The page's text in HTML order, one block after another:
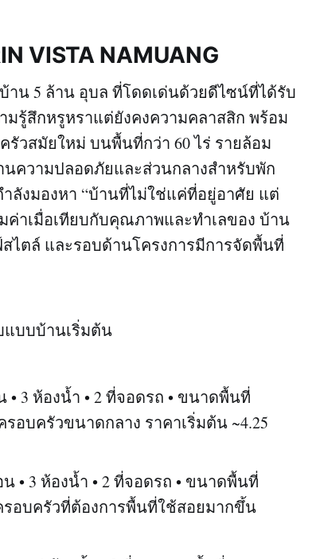
VISTA NAMUANG
าน 5 ล้าน อุบล ที่โดดเด่นด้วยดีไซน์ที่ได้รับ
มรู้สึกหรูหราแต่ยังคงความคลาสสิก พร้อม
วสมัยใหม่ บนพื้นที่กว่า 60 ไร่ รายล้อม
ความปลอดภัยและส่วนกลางสำหรับพัก
ลังมองหา “บ้านที่ไม่ใช่แค่ที่อยู่อาศัย แต่
าเมื่อเทียบกับคุณภาพและทำเลของ บ้าน
ตล์ และรอบด้านโครงการมีการจัดพื้นที่
แบบบ้านเริ่มต้น
• 3 ห้องน้ำ • 2 ที่จอดรถ • ขนาดพื้นที่
อบครัวขนาดกลาง ราคาเริ่มต้น ~4.25
• 3 ห้องน้ำ • 2 ที่จอดรถ • ขนาดพื้นที่
อบครัวที่ต้องการพื้นที่ใช้สอยมากขึ้น